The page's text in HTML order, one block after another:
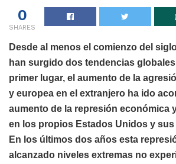
0
SHARES
Desde al menos el comienzo del
han surgido dos tendencias
primer lugar, el aumento de la
y europea en el extranjero ha ido
aumento de la represión económica
en los propios Estados Unidos y
En los últimos dos años esta
alcanzado niveles extremas no